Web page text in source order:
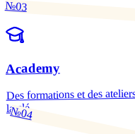
№03
Academy
Des formations et des
la clé.
№04